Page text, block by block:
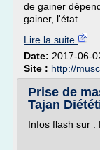
de gainer
gainer, l'état...
Lire la suite
Date: 2017-06-
Site : http://
Prise de
Tajan
Infos flash sur :